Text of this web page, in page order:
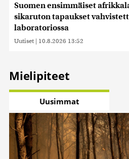
Suomen ensimmäiset
sikaruton tapaukset
laboratoriossa
Uutiset | 10.8.2026 13:52
Mielipiteet
Uusimmat